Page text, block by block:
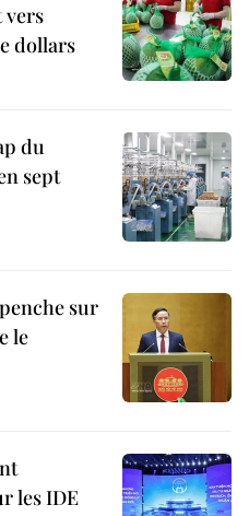
vers
dollars
du
sept
sur
le
les IDE